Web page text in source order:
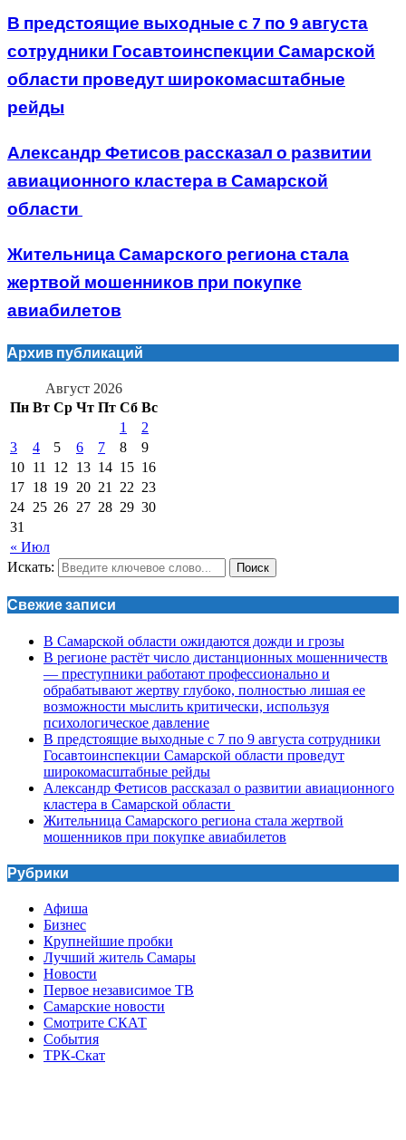
В предстоящие выходные с 7 по 9 августа
сотрудники Госавтоинспекции Самарской
области проведут широкомасштабные
рейды
Александр Фетисов рассказал о развитии
авиационного кластера в Самарской
области
Жительница Самарского региона стала
жертвой мошенников при покупке
авиабилетов
Архив публикаций
Август 2026
Пн Вт Ср Чт Пт Сб Вс
« Июл
1
2
3
4 5 6 7 8
9
10 11 12 13 14 15 16
17 18 19 20 21 22 23
24 25 26 27 28 29 30
31
Искать: Поиск
Свежие записи
В Самарской области ожидаются дожди и грозы
В регионе растёт число дистанционных мошенничеств
— преступники работают профессионально и
обрабатывают жертву глубоко, полностью лишая ее
возможности мыслить критически, используя
психологическое давление
В предстоящие выходные с 7 по 9 августа сотрудники
Госавтоинспекции Самарской области проведут
широкомасштабные рейды
Александр Фетисов рассказал о развитии авиационного
кластера в Самарской области
Жительница Самарского региона стала жертвой
мошенников при покупке авиабилетов
Рубрики
Афиша
Бизнес
Крупнейшие пробки
Лучший житель Самары
Новости
Первое независимое ТВ
Самарские новости
Смотрите СКАТ
События
ТРК-Скат